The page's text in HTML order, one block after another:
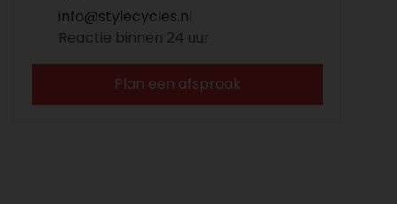
info@stylecycles.nl
Reactie binnen 24 uur
Plan een afspraak